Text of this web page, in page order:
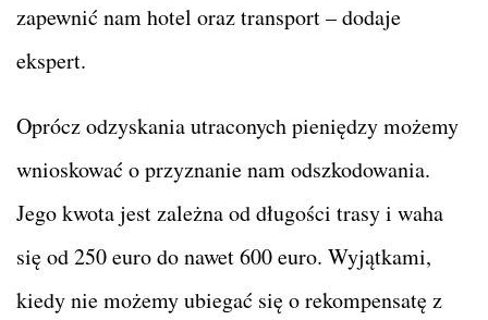
zapewnić nam hotel oraz transport – dodaje
ekspert.
Oprócz odzyskania utraconych pieniędzy możemy
wnioskować o przyznanie nam odszkodowania.
Jego kwota jest zależna od długości trasy i waha
się od 250 euro do nawet 600 euro. Wyjątkami,
kiedy nie możemy ubiegać się o rekompensatę z